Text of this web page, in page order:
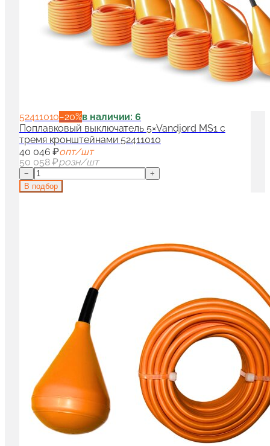
52411010−20%в наличии: 6
Поплавковый выключатель 5×Vandjord MS1 с
тремя кронштейнами 52411010
40 046 ₽опт/шт
50 058 ₽розн/шт
−
+
В подбор